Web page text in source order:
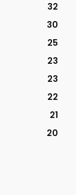
32
30
25
23
23
22
21
20